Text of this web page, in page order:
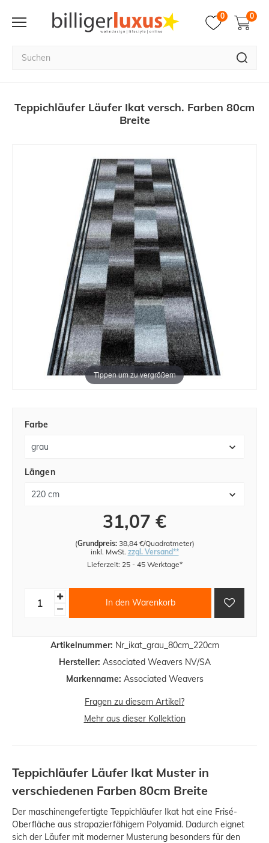
0 0
Teppichläufer Läufer Ikat versch. Farben 80cm
Breite
Tippen um zu vergrößern
Artikelnummer: Nr_ikat_grau_80cm_220cm
Hersteller: Associated Weavers NV/SA
Markenname: Associated Weavers
Farbe
Längen
31,07 €
(Grundpreis: 38,84 €/Quadratmeter)
inkl. MwSt. zzgl. Versand**
Lieferzeit: 25 - 45 Werktage*
In den Warenkorb
Fragen zu diesem Artikel?
Mehr aus dieser Kollektion
Teppichläufer Läufer Ikat Muster in
verschiedenen Farben 80cm Breite
Der maschinengefertigte Teppichläufer Ikat hat eine Frisé-
Oberfläche aus strapazierfähigem Polyamid. Dadurch eignet
sich der Läufer mit moderner Musterung besonders für den